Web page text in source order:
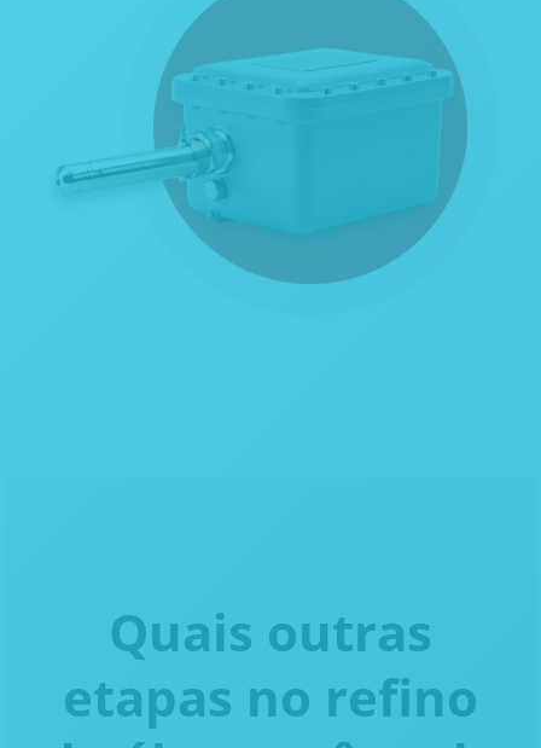
Quais outras
etapas no refino